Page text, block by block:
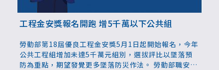
工程金安獎報名開跑 增5千萬以下公共組
勞動部第18屆優良工程金安獎5月1日起開始報名，今年
公共工程組增加未達5千萬元組別，選拔評比以墜落預
防為重點，期望發覺更多墜落防災作法。 勞動部職安署